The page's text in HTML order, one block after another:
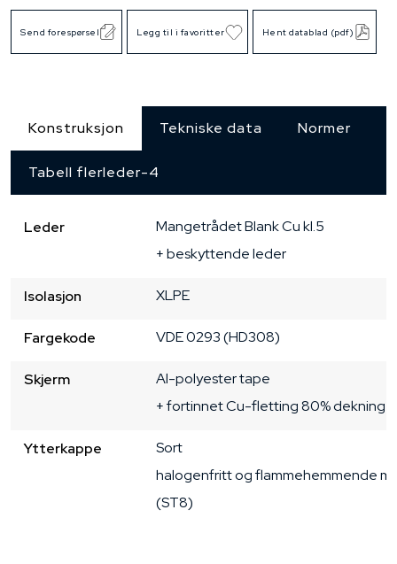
Send forespørsel Legg til i favoritter Hent datablad (pdf)
Konstruksjon Tekniske data Normer
Tabell flerleder-4
Leder MangetrådetBlank Cukl.5
+ beskyttende leder
Isolasjon XLPE
Fargekode VDE 0293 (HD308)
Skjerm
Al-polyester tape
+ fortinnet Cu-fletting 80% dekning
Ytterkappe
Sort
halogenfritt og flammehemmende
(ST8)